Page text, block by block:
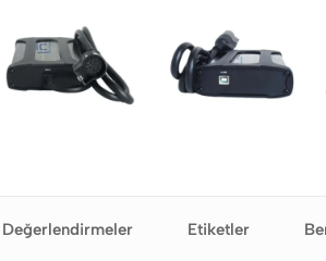
Değerlendirmeler Etiketler